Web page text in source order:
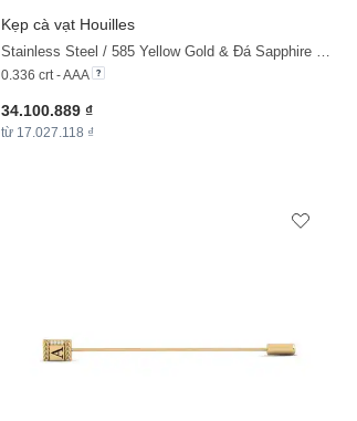
+11
Kẹp cà vạt Houilles
0.336 crt - AAA
34.100.889 ₫
từ 17.027.118 ₫